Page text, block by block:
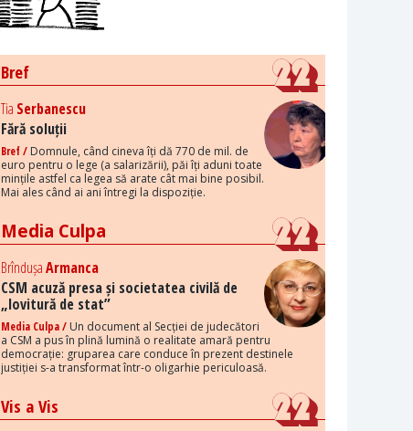
Bref
Tia Serbanescu
Fără soluții
Bref / Domnule, când cineva îți dă 770 de mil. de
euro pentru o lege (a salarizării), păi îți aduni toate
mințile astfel ca legea să arate cât mai bine posibil.
Mai ales când ai ani întregi la dispoziție.
Media Culpa
BrîndușaArmanca
CSM acuză presa și societatea civilă de
„lovitură de stat”
Media Culpa / Un document al Secției de judecători
a CSM a pus în plină lumină o realitate amară pentru
democrație: gruparea care conduce în prezent destinele
justiției s-a transformat într-o oligarhie periculoasă.
Vis a Vis